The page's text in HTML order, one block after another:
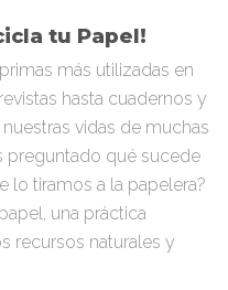
tu Papel!
más utilizadas en
hasta cuadernos y
vidas de muchas
preguntado qué sucede
lo tiramos a la papelera?
una práctica
recursos naturales y